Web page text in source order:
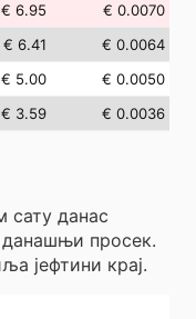
€ 6.95
€ 0.0070
€ 6.41
€ 0.0064
€ 5.00
€ 0.0050
€ 3.59 € 0.0036
сату данас
данашњи просек.
јефтини крај.